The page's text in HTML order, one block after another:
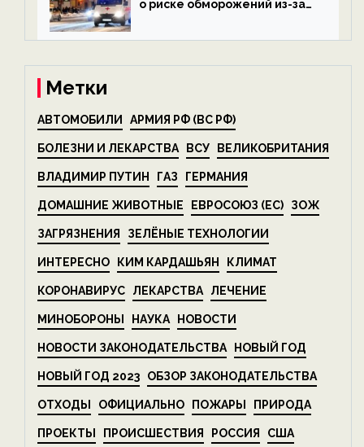
о риске обморожений из-за
на ECOportal
Метки
АВТОМОБИЛИ АРМИЯ РФ (ВС РФ)
БОЛЕЗНИ И ЛЕКАРСТВА ВСУ ВЕЛИКОБРИТАНИЯ
ВЛАДИМИР ПУТИН ГАЗ ГЕРМАНИЯ
ДОМАШНИЕ ЖИВОТНЫЕ ЕВРОСОЮЗ (ЕС) ЗОЖ
ЗАГРЯЗНЕНИЯ ЗЕЛЁНЫЕ ТЕХНОЛОГИИ
ИНТЕРЕСНО КИМ КАРДАШЬЯН КЛИМАТ
КОРОНАВИРУС ЛЕКАРСТВА ЛЕЧЕНИЕ
МИНОБОРОНЫ НАУКА НОВОСТИ
НОВОСТИ ЗАКОНОДАТЕЛЬСТВА НОВЫЙ ГОД
НОВЫЙ ГОД 2023 ОБЗОР ЗАКОНОДАТЕЛЬСТВА
ОТХОДЫ ОФИЦИАЛЬНО ПОЖАРЫ ПРИРОДА
ПРОЕКТЫ ПРОИСШЕСТВИЯ РОССИЯ США